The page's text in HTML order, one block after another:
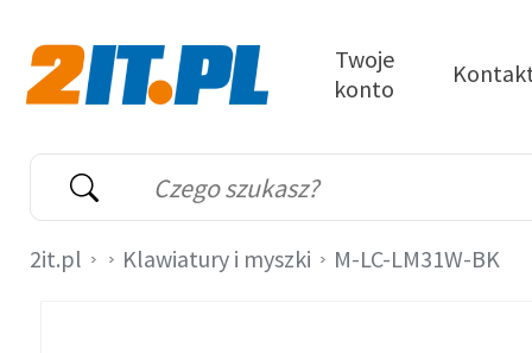
Wyszukiwarka
Słowo kluczowe
Twoje
konto
2it.pl Klawiatury i myszki M-LC-LM31W-BK